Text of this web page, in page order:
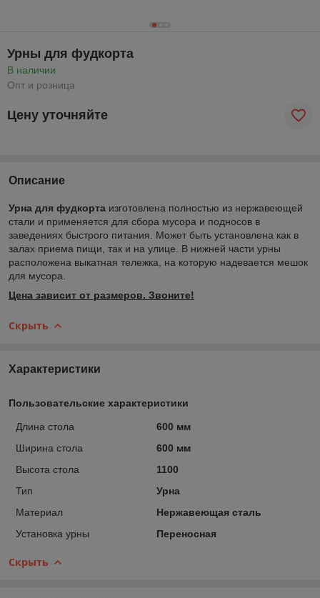
Урны для фудкорта
В наличии
Опт и розница
Цену уточняйте
Описание
Урна для фудкорта изготовлена полностью из нержавеющей
стали и применяется для сбора мусора и подносов в
заведениях быстрого питания. Может быть установлена как в
залах приема пищи, так и на улице. В нижней части урны
расположена выкатная тележка, на которую надевается мешок
для мусора.
Цена зависит от размеров. Звоните!
Скрыть
Характеристики
Пользовательские характеристики
Длина стола
600 мм
Ширина стола
600 мм
Высота стола
1100
Тип
Урна
Материал
Нержавеющая сталь
Установка урны
Переносная
Скрыть